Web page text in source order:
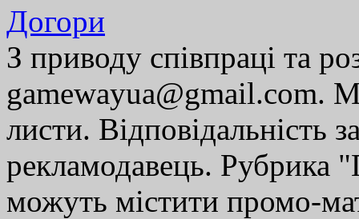
Догори
З приводу співпраці та
gamewayua@gmail.com.
листи. Відповідальність
рекламодавець. Рубрика
можуть містити промо-